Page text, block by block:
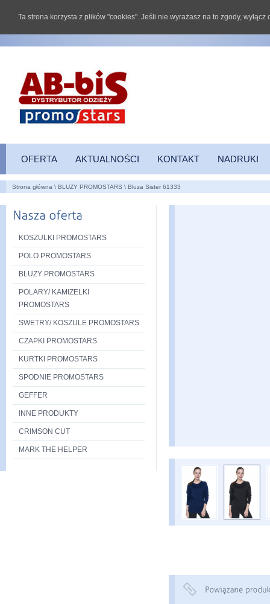
OFERTA AKTUALNOŚCI KONTAKT NADRUKI
Strona główna \ BLUZY PROMOSTARS \ Bluza Sister 61333
KOSZULKI PROMOSTARS
POLO PROMOSTARS
BLUZY PROMOSTARS
POLARY/ KAMIZELKI
PROMOSTARS
SWETRY/ KOSZULE PROMOSTARS
CZAPKI PROMOSTARS
KURTKI PROMOSTARS
SPODNIE PROMOSTARS
GEFFER
INNE PRODUKTY
CRIMSON CUT
MARK THE HELPER
Ta strona korzysta z plików "cookies". Jeśli nie wyrażasz na to zgody,